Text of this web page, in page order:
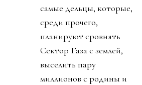
самые дельцы, которые,
среди прочего,
планируют сровнять
Сектор Газа с землей,
выселить пару
миллионов с родины и